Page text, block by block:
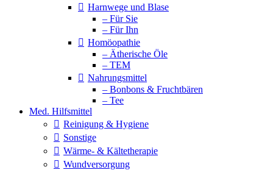
Harnwege und Blase
– Für Sie
– Für Ihn
Homöopathie
– Ätherische Öle
– TEM
Nahrungsmittel
– Bonbons & Fruchtbären
– Tee
Med. Hilfsmittel
Reinigung & Hygiene
Sonstige
Wärme- & Kältetherapie
Wundversorgung